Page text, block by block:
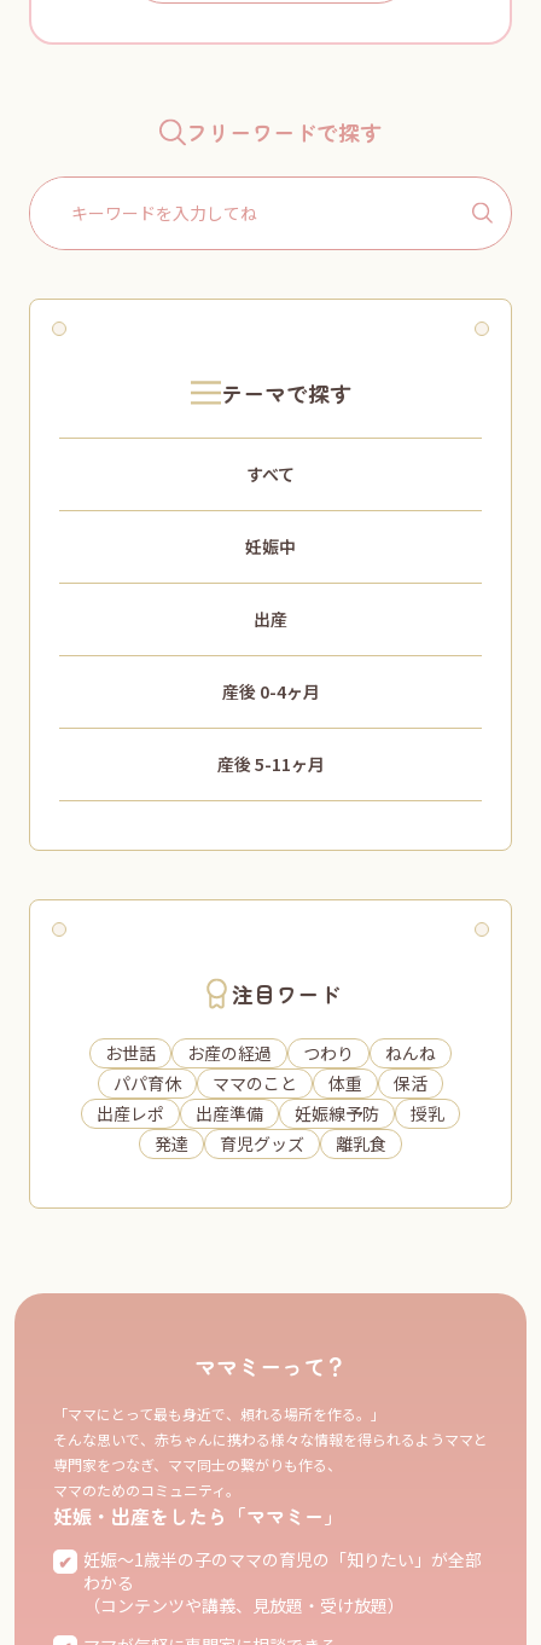
フリーワードで探す
Search
for:
テーマで探す
すべて
妊娠中
出産
産後 0-4ヶ月
産後 5-11ヶ月
注目ワード
お世話 お産の経過 つわり
ねんね
パパ育休
ママのこと 体重
保活
出産レポ
出産準備 妊娠線予防
授乳
発達
育児グッズ 離乳食
ママミーって？
「ママにとって最も身近で、頼れる場所を作る。」
そんな思いで、赤ちゃんに携わる様々な情報を得られるようママと
専門家をつなぎ、ママ同士の繋がりも作る、
ママのためのコミュニティ。
妊娠・出産をしたら「ママミー」
妊娠〜1歳半の子のママの育児の「知りたい」が全部
わかる
（コンテンツや講義、見放題・受け放題）